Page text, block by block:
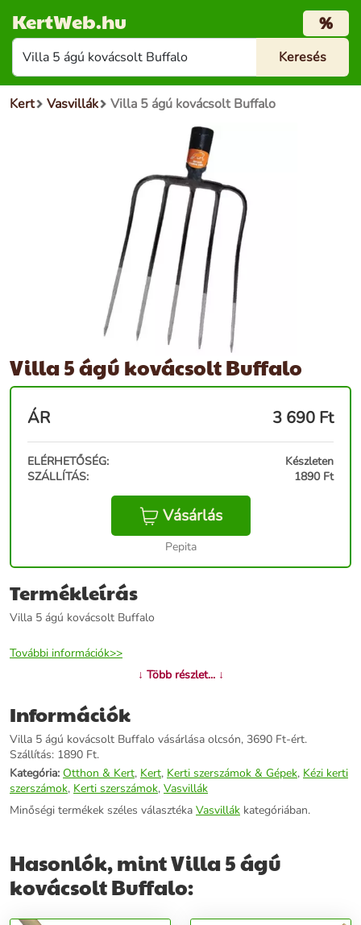
KertWeb.hu %
Kert Vasvillák Villa 5 ágú kovácsolt Buffalo
Villa 5 ágú kovácsolt Buffalo
ÁR 3 690 Ft
ELÉRHETŐSÉG:
Készleten
SZÁLLÍTÁS:
1890 Ft
Vásárlás
Pepita
Termékleírás
Villa 5 ágú kovácsolt Buffalo
További információk>>
↓ Több részlet... ↓
Információk
Villa 5 ágú kovácsolt Buffalo vásárlása olcsón, 3690 Ft-ért.
Szállítás: 1890 Ft.
Kategória: Otthon & Kert, Kert, Kerti szerszámok & Gépek, Kézi kerti
szerszámok, Kerti szerszámok, Vasvillák
Minőségi termékek széles választéka Vasvillák kategóriában.
Hasonlók, mint Villa 5 ágú
kovácsolt Buffalo: